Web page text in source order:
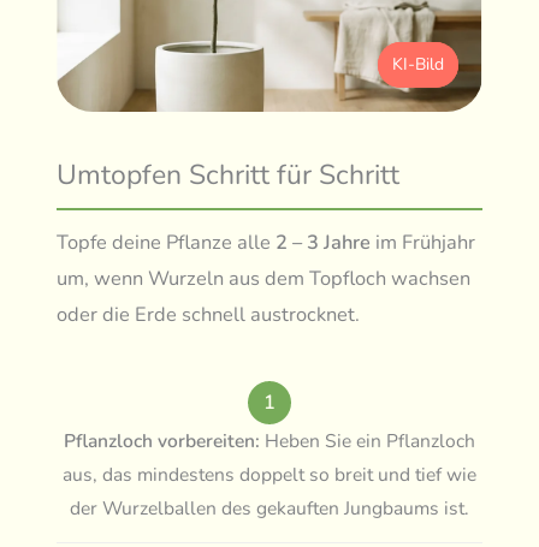
KI-Bild
Umtopfen Schritt für Schritt
Topfe deine Pflanze alle 2 – 3 Jahre im Frühjahr
um, wenn Wurzeln aus dem Topfloch wachsen
oder die Erde schnell austrocknet.
1
Pflanzloch vorbereiten: Heben Sie ein Pflanzloch
aus, das mindestens doppelt so breit und tief wie
der Wurzelballen des gekauften Jungbaums ist.